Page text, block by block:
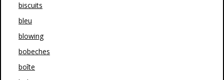
biscuits
bleu
blowing
bobeches
boîte